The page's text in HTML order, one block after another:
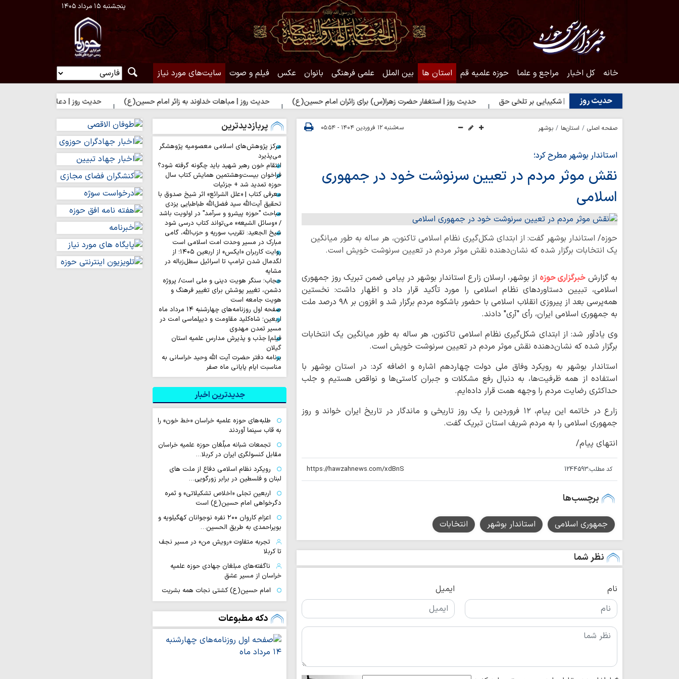
پنجشنبه ۱۵ مرداد ۱۴۰۵
خانه کل اخبار مراجع و علما حوزه علمیه قم استان ها بین الملل علمی فرهنگی بانوان عکس فیلم و صوت سایت‌های مورد نیاز
حدیث روز
حدیث روز | شکیبایی بر تلخی حق حدیث روز | استغفار حضرت زهرا(س) برای زائران امام حسین(ع) حدیث روز | مباهات خداوند به زائر امام حسین(ع) حدیث روز | دعای فرشتگان برای زائر
صفحه اصلی استان‌ها بوشهر سه‌شنبه ۱۲ فروردین ۱۴۰۴ - ۰۵:۵۴
استاندار بوشهر مطرح کرد؛
نقش موثر مردم در تعیین سرنوشت خود در جمهوری
اسلامی
حوزه/ استاندار بوشهر گفت: از ابتدای شکل‌گیری نظام اسلامی تاکنون، هر ساله به طور میانگین
یک انتخابات برگزار شده که نشان‌دهنده نقش موثر مردم‌ در تعیین سرنوشت خویش است.
به گزارش خبرگزاری حوزه از بوشهر، ارسلان زارع استاندار بوشهر در پیامی ضمن تبریک روز جمهوری
اسلامی، تبیین دستاوردهای نظام اسلامی را مورد تأکید قرار داد و اظهار داشت: نخستین
همه‌پرسی بعد از پیروزی انقلاب اسلامی با حضور باشکوه مردم برگزار شد و افزون بر ۹۸ درصد ملت
به جمهوری اسلامی ایران، رأی "آری" دادند.
وی یادآور شد: از ابتدای شکل‌گیری نظام اسلامی تاکنون، هر ساله به طور میانگین یک انتخابات
برگزار شده که نشان‌دهنده نقش موثر مردم‌ در تعیین سرنوشت خویش است.
استاندار بوشهر به رویکرد وفاق ملی دولت چهاردهم اشاره و اضافه کرد: در استان بوشهر با
استفاده از همه ظرفیت‌ها، به دنبال رفع مشکلات و جبران کاستی‌ها و نواقص هستیم و جلب
حداکثری رضایت مردم را وجهه همت قرار داده‌ایم.
زارع در خاتمه این پیام، ۱۲ فروردین را یک روز تاریخی و ماندگار در تاریخ ایران خواند و روز
جمهوری اسلامی را به مردم شریف استان تبریک گفت.
انتهای پیام/
کد مطلب:1244593
برچسب‌ها
جمهوری اسلامی استاندار بوشهر انتخابات
نظر شما
نام ایمیل
پربازدیدترین
مرکز پژوهش‌های اسلامی معصومیه پژوهشگر
می‌پذیرد
انتقام خون رهبر شهید باید چگونه گرفته شود؟
فراخوان بیست‌وهشتمین همایش کتاب سال
حوزه تمدید شد + جزئیات
معرفی کتاب | «علل الشرائع» اثر شیخ صدوق با
تحقیق آیت‌الله سید فضل‌الله طباطبایی یزدی
مباحث "حوزه پیشرو و سرآمد" در اولویت باشد
/ «وسائل الشیعه» می‌تواند کتاب درسی شود
شیخ الجعید: تقریب سوریه و حزب‌الله، گامی
مبارک در مسیر وحدت امت اسلامی است
روایت‌ کاربران «ایکس» از اربعین ۱۴۰۵؛ از
لگدمال شدن ترامپ تا اسرائیل سطل‌زباله‌ در
مشایه
حجاب؛ سنگر هویت دینی و ملی است/ پروژه
دشمن، تغییر پوشش برای تغییر فرهنگ و
هویت جامعه است
صفحه اول روزنامه‌های چهارشنبه ۱۴ مرداد ماه
اربعین؛ شاه‌کلید مقاومت و دیپلماسی امت در
مسیر تمدن مهدوی
فیلم| جذب و پذیرش مدارس علمیه استان
گیلان
برنامه دفتر حضرت آیت الله وحید خراسانی به
مناسبت ایام پایانی ماه صفر
جدیدترین اخبار
طلبه‌های حوزه علمیه خراسان «خط خون» را
به قاب سینما آوردند
تجمعات شبانه مبلّغان حوزه علمیه خراسان
مقابل کنسولگری ایران در کربلا…
رویکرد نظام اسلامی دفاع از ملت های
لبنان و فلسطین در برابر زورگویی…
اربعین تجلی «اخلاص تشکیلاتی» و ثمره
دگرخواهی امام حسین(ع) است
اعزام کاروان ۲۰۰ نفره نوجوانان کهگیلویه و
بویراحمدی به طریق الحسین…
تجربه متفاوت «رویش من» در مسیر نجف
تا کربلا
ناگفته‌های مبلغان جهادی حوزه علمیه
خراسان از مسیر عشق
امام حسین(ع) کشتی نجات همه بشریت
است
زبان می‌تواند عامل هدایت یا زمینه‌ساز
سقوط انسان باشد
توسعه زیرساخت‌های سلامت بوشهر
متناسب با شتاب صنعتی استان ضروری است
دکه مطبوعات